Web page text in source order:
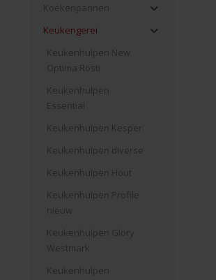
Koekenpannen
Keukengerei
Keukenhulpen New
Optima Rosti
Keukenhulpen
Essential
Keukenhulpen Kesper
Keukenhulpen diverse
Keukenhulpen Hout
Keukenhulpen Profile
nieuw
Keukenhulpen Glory
Westmark
Keukenhulpen